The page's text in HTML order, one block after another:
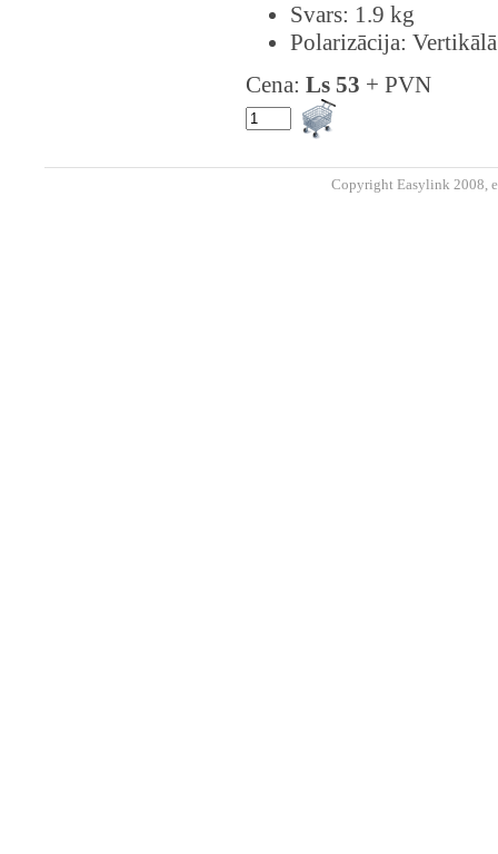
Svars: 1.9 kg
Polarizācija: Vertikālā
Cena: Ls 53 + PVN
Copyright Easylink 2008,